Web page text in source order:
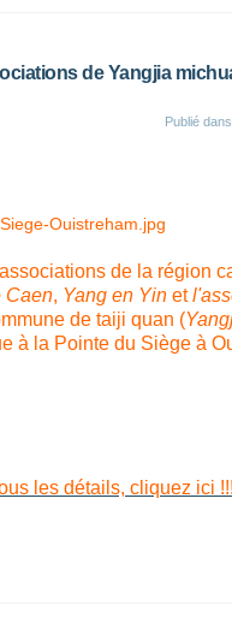
de Yangjia
Publié
de la région
Caen, Yang en Yin et
de taiji quan (
à la Pointe du Siège à
les détails, cliquez ici